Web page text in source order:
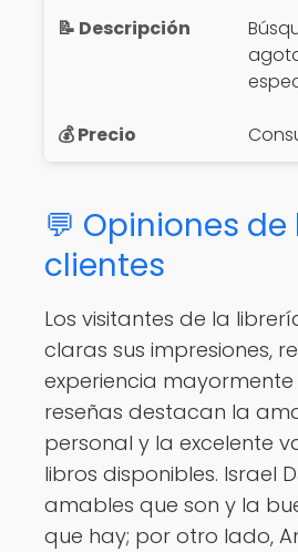
💬 Opiniones de
clientes
Los visitantes de la
claras sus impresiones,
experiencia mayormente
reseñas destacan la
personal y la excelente
libros disponibles. Israel
amables que son y la
que hay; por otro lado,